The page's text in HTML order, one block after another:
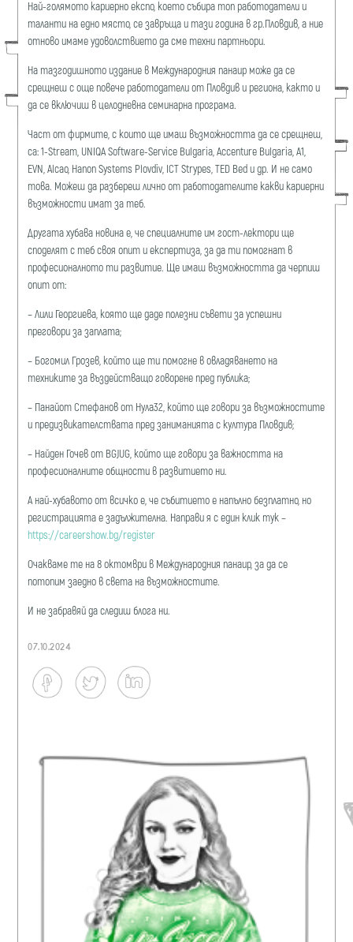
Най-голямото кариерно експо, което събира топ работодатели и
таланти на едно място, се завръща и тази година в гр.Пловдив, а ние
отново имаме удоволствието да сме техни партньори.
На тазгодишното издание в Международния панаир може да се
срещнеш с още повече работодатели от Пловдив и региона, както и
да се включиш в целодневна семинарна програма.
Част от фирмите, с които ще имаш възможността да се срещнеш,
са: 1-Stream, UNIQA Software-Service Bulgaria, Accenture Bulgaria, А1,
EVN, Alcao, Hanon Systems Plovdiv, ICT Strypes, TED Bed и др. И не само
това. Можеш да разбереш лично от работодателите какви кариерни
възможности имат за теб.
Другата хубава новина е, че специалните им гост-лектори ще
споделят с теб своя опит и експертиза, за да ти помогнат в
професионалното ти развитие. Ще имаш възможността да черпиш
опит от:
– Лили Георгиева, която ще даде полезни съвети за успешни
преговори за заплата;
– Богомил Грозев, който ще ти помогне в овладяването на
техниките за въздействащо говорене пред публика;
– Панайот Стефанов от Нула32, който ще говори за възможностите
и предизвикателствата пред заниманията с култура Пловдив;
– Найден Гочев от BGJUG, който ще говори за важността на
професионалните общности в развитието ни.
А най-хубавото от всичко е, че събитието е напълно безплатно, но
регистрацията е задължителна. Направи я с един клик тук –
https://careershow.bg/register
Очакваме те на 8 октомври в Международния панаир, за да се
потопим заедно в света на възможностите.
И не забравяй да следиш блога ни.
07.10.2024